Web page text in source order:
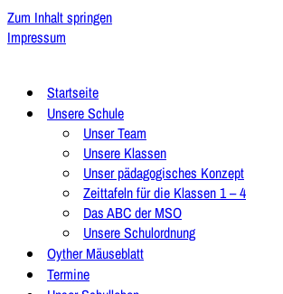
Zum Inhalt springen
Impressum
Startseite
Unsere Schule
Unser Team
Unsere Klassen
Unser pädagogisches Konzept
Zeittafeln für die Klassen 1 – 4
Das ABC der MSO
Unsere Schulordnung
Oyther Mäuseblatt
Termine